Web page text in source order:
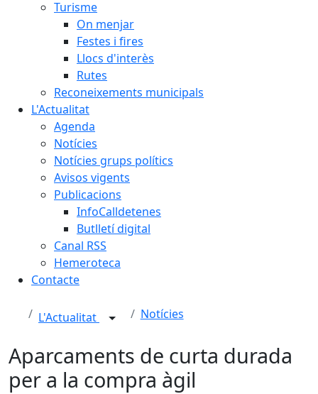
Turisme
On menjar
Festes i fires
Llocs d'interès
Rutes
Reconeixements municipals
L'Actualitat
Agenda
Notícies
Notícies grups polítics
Avisos vigents
Publicacions
InfoCalldetenes
Butlletí digital
Canal RSS
Hemeroteca
Contacte
L'Actualitat Notícies
Aparcaments de curta durada
per a la compra àgil